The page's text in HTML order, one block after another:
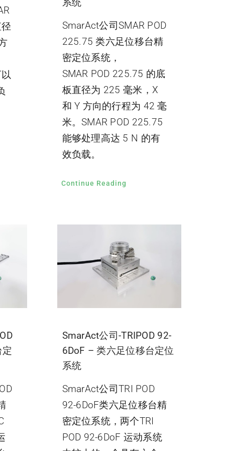
系统
SmarAct公司SMAR POD
225.75 类六足位移台精
密定位系统，
SMAR POD 225.75 的底
板直径为 225 毫米，X
和 Y 方向的行程为 42 毫
米。SMAR POD 225.75
能够处理高达 5 N 的有
效负载。
Continue Reading
SmarAct公司-TRIPOD 92-
6DoF – 类六足位移台定位
系统
SmarAct公司TRI POD
92-6DoF类六足位移台精
密定位系统，两个TRI
POD 92-6DoF 运动系统